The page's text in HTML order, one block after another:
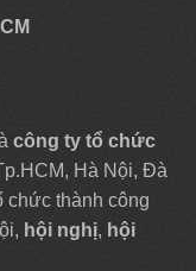
công ty tổ chức
Hà Nội, Đà
chức thành công
hội nghị, hội